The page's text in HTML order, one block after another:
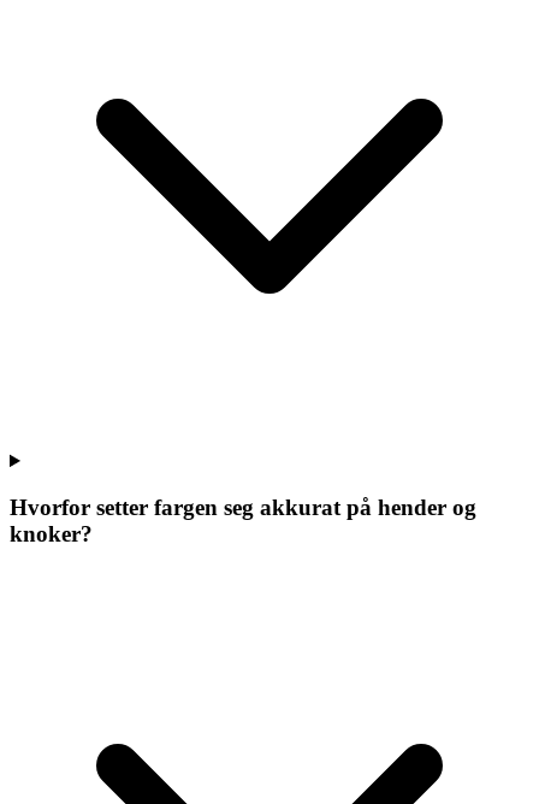
Hvorfor setter fargen seg akkurat på hender og
knoker?